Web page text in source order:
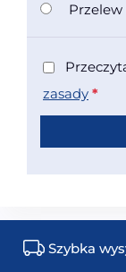
Przelew
zasady *
Szybka